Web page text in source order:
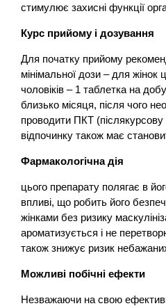
стимулює захисні функції
Курс прийому і дозування
Для початку прийому
мінімальної дози – для
чоловіків – 1 таблетка на
близько місяця, після чого
проводити ПКТ (післякурсову
відпочинку також має
Фармакологічна дія
цього препарату полягає в
впливі, що робить його
жінками без ризику
ароматизується і не
також знижує ризик
Можливі побічні ефекти
Незважаючи на свою